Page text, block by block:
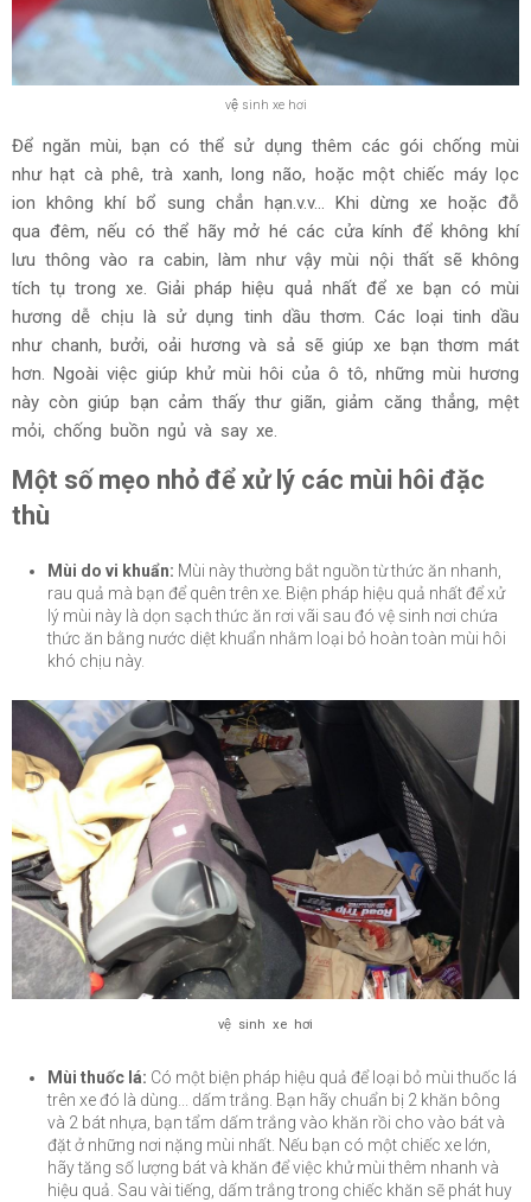
vệ sinh xe hơi
Để ngăn mùi, bạn có thể sử dụng thêm các gói chống mùi
như hạt cà phê, trà xanh, long não, hoặc một chiếc máy lọc
ion không khí bổ sung chẳn hạn.v.v... Khi dừng xe hoặc đỗ
qua đêm, nếu có thể hãy mở hé các cửa kính để không khí
lưu thông vào ra cabin, làm như vậy mùi nội thất sẽ không
tích tụ trong xe. Giải pháp hiệu quả nhất để xe bạn có mùi
hương dễ chịu là sử dụng tinh dầu thơm. Các loại tinh dầu
như chanh, bưởi, oải hương và sả sẽ giúp xe bạn thơm mát
hơn. Ngoài việc giúp khử mùi hôi của ô tô, những mùi hương
này còn giúp bạn cảm thấy thư giãn, giảm căng thẳng, mệt
mỏi, chống buồn ngủ và say xe.
Một số mẹo nhỏ để xử lý các mùi hôi đặc
thù
Mùi do vi khuẩn: Mùi này thường bắt nguồn từ thức ăn nhanh,
rau quả mà bạn để quên trên xe. Biện pháp hiệu quả nhất để xử
lý mùi này là dọn sạch thức ăn rơi vãi sau đó vệ sinh nơi chứa
thức ăn bằng nước diệt khuẩn nhằm loại bỏ hoàn toàn mùi hôi
khó chịu này.
vệ sinh xe hơi
Mùi thuốc lá: Có một biện pháp hiệu quả để loại bỏ mùi thuốc lá
trên xe đó là dùng... dấm trắng. Bạn hãy chuẩn bị 2 khăn bông
và 2 bát nhựa, bạn tẩm dấm trắng vào khăn rồi cho vào bát và
đặt ở những nơi nặng mùi nhất. Nếu bạn có một chiếc xe lớn,
hãy tăng số lượng bát và khăn để việc khử mùi thêm nhanh và
hiệu quả. Sau vài tiếng, dấm trắng trong chiếc khăn sẽ phát huy